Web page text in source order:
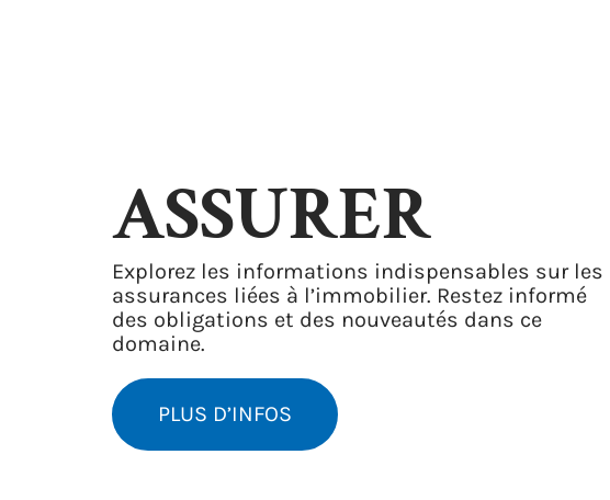
ASSURER
Explorez les informations indispensables sur les
assurances liées à l’immobilier. Restez informé
des obligations et des nouveautés dans ce
domaine.
PLUS D’INFOS